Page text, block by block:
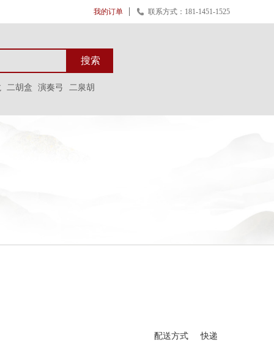
我的订单 联系方式：181-1451-1525
搜索
二胡盒 演奏弓 二泉胡
配送方式 快递